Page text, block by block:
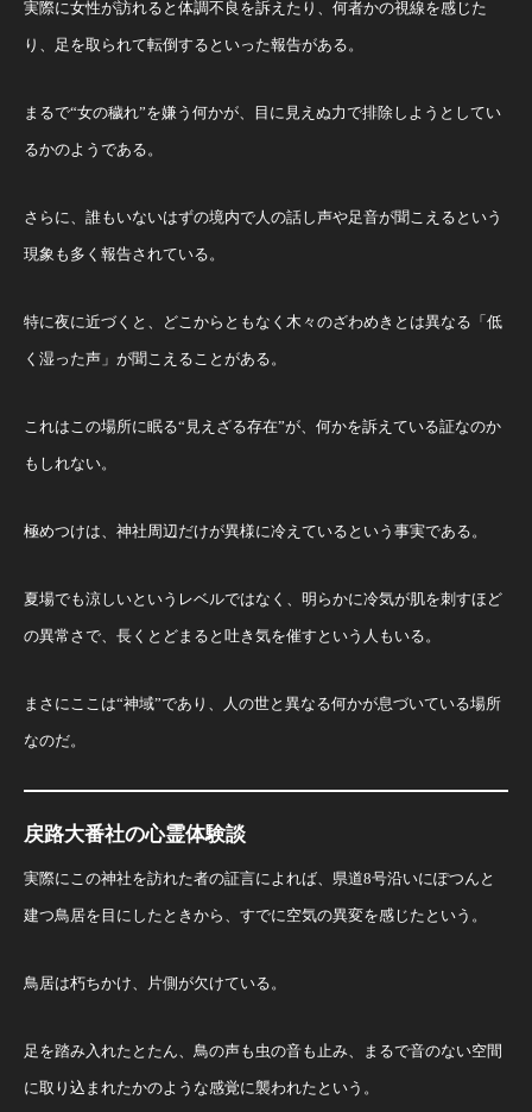
実際に女性が訪れると体調不良を訴えたり、何者かの視線を感じた
り、足を取られて転倒するといった報告がある。
まるで“女の穢れ”を嫌う何かが、目に見えぬ力で排除しようとしてい
るかのようである。
さらに、誰もいないはずの境内で人の話し声や足音が聞こえるという
現象も多く報告されている。
特に夜に近づくと、どこからともなく木々のざわめきとは異なる「低
く湿った声」が聞こえることがある。
これはこの場所に眠る“見えざる存在”が、何かを訴えている証なのか
もしれない。
極めつけは、神社周辺だけが異様に冷えているという事実である。
夏場でも涼しいというレベルではなく、明らかに冷気が肌を刺すほど
の異常さで、長くとどまると吐き気を催すという人もいる。
まさにここは“神域”であり、人の世と異なる何かが息づいている場所
なのだ。
戻路大番社の心霊体験談
実際にこの神社を訪れた者の証言によれば、県道8号沿いにぽつんと
建つ鳥居を目にしたときから、すでに空気の異変を感じたという。
鳥居は朽ちかけ、片側が欠けている。
足を踏み入れたとたん、鳥の声も虫の音も止み、まるで音のない空間
に取り込まれたかのような感覚に襲われたという。